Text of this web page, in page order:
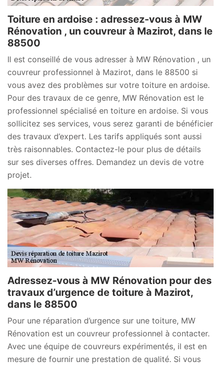
Toiture en ardoise : adressez-vous à MW
Rénovation , un couvreur à Mazirot, dans le
88500
Il est conseillé de vous adresser à MW Rénovation , un
couvreur professionnel à Mazirot, dans le 88500 si
vous avez des problèmes sur votre toiture en ardoise.
Pour des travaux de ce genre, MW Rénovation est le
professionnel spécialisé en toiture en ardoise. Si vous
sollicitez ses services, vous serez garanti de bénéficier
des travaux d’expert. Les tarifs appliqués sont aussi
très raisonnables. Contactez-le pour plus de détails
sur ses diverses offres. Demandez un devis de votre
projet.
Adressez-vous à MW Rénovation pour des
travaux d’urgence de toiture à Mazirot,
dans le 88500
Pour une réparation d’urgence sur une toiture, MW
Rénovation est un couvreur professionnel à contacter.
Avec une équipe de couvreurs expérimentés, il est en
mesure de fournir une prestation de qualité. Si vous